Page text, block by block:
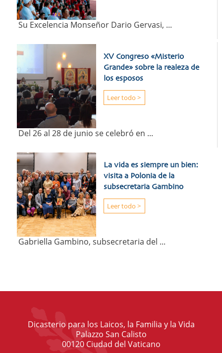
Su Excelencia Monseñor Dario Gervasi, ...
XV Congreso «Misterio
Grande» sobre la realeza de
los esposos
Del 26 al 28 de junio se celebró en ...
Leer todo >
La vida es siempre un bien:
visita a Polonia de la
subsecretaria Gambino
Gabriella Gambino, subsecretaria del ...
Leer todo >
Dicasterio para los Laicos, la Familia y la Vida
Palazzo San Calisto
00120 Ciudad del Vaticano